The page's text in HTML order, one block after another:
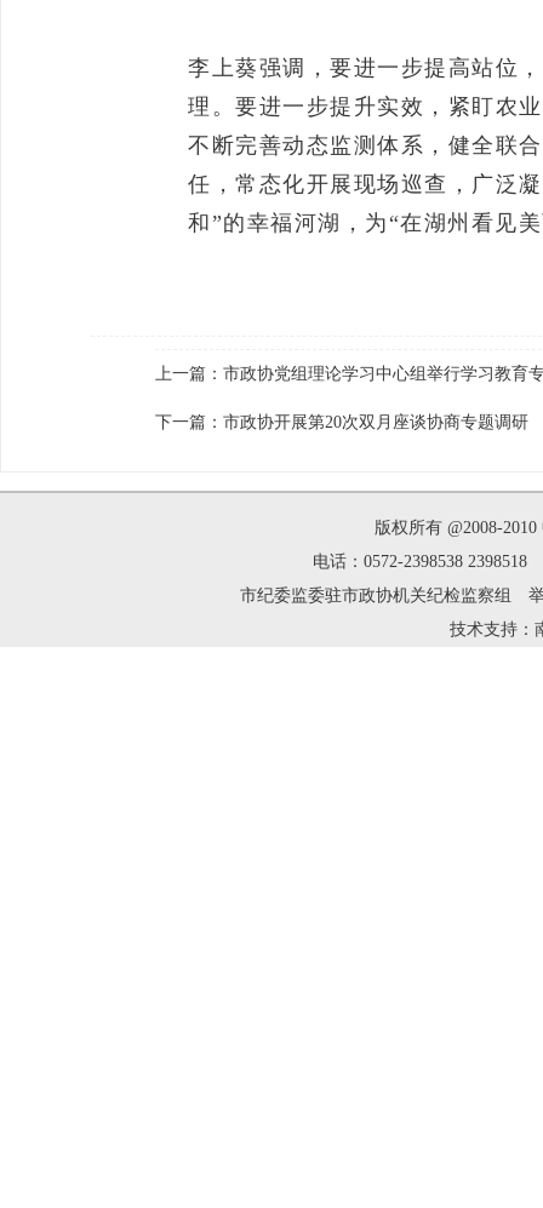
李上葵强调，要进一步提高站位
理。要进一步提升实效，紧盯农
不断完善动态监测体系，健全联
任，常态化开展现场巡查，广泛
和”的幸福河湖，为“在湖州看见
上一篇： 市政协党组理论学习中心组举行学习教育
下一篇： 市政协开展第20次双月座谈协商专题调研
版权所有 @2008-
电话：0572-2398538
市纪委监委驻市政协机关纪检监察组
技术支持：